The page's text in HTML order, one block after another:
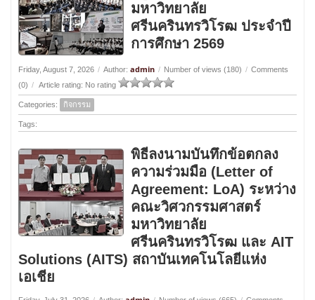
มหาวิทยาลัย
ศรีนครินทรวิโรฒ ประจำปี
การศึกษา 2569
Friday, August 7, 2026 / Author: admin / Number of views (180) / Comments
(0) / Article rating: No rating
Categories: กิจกรรม
Tags:
พิธีลงนามบันทึกข้อตกลง
ความร่วมมือ (Letter of
Agreement: LoA) ระหว่าง
คณะวิศวกรรมศาสตร์
มหาวิทยาลัย
ศรีนครินทรวิโรฒ และ AIT
Solutions (AITS) สถาบันเทคโนโลยีแห่ง
เอเชีย